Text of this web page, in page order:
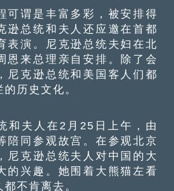
谓是丰富多彩，被安排得
逊总统和夫人还应邀在首都
表演。尼克逊总统夫妇在北
恩来总理亲自安排。除了会
尼克逊总统和美国客人们都
历史文化。
夫人在2月25日上午，由
陪同参观故宫。在参观北京
尼克逊总统夫人对中国的大
的兴趣。她围着大熊猫左看
不肯离去。